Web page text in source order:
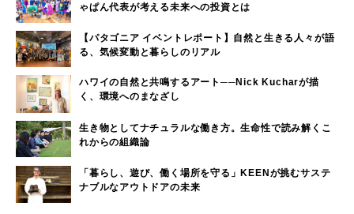
ゃぱん代表が考える未来への投資とは
【パタゴニア イベントレポート】自然と生きる人々が語
る、気候変動と暮らしのリアル
ハワイの自然と共鳴するアート──Nick Kucharが描
く、環境へのまなざし
生き物としてナチュラルな働き方。生命性で読み解くこ
れからの組織論
「暮らし、遊び、働く場所を守る」KEENが挑むサステ
ナブルなアウトドアの未来